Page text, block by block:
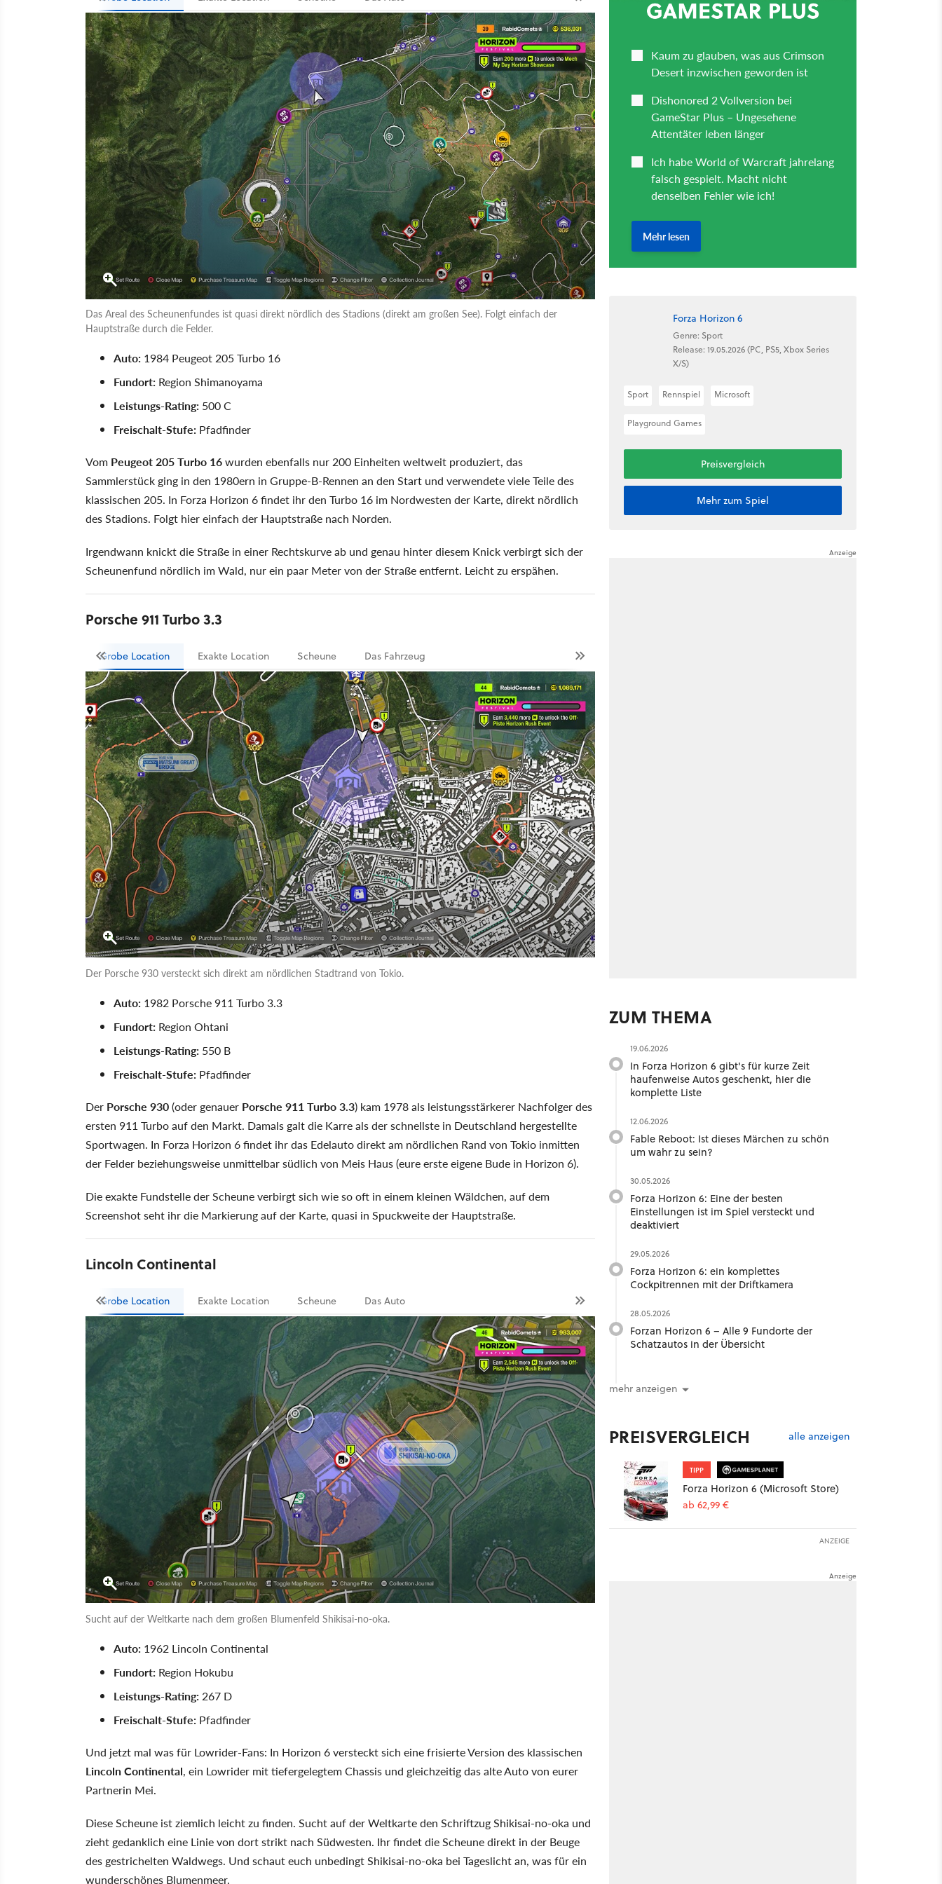
Das Areal des Scheunenfundes ist quasi direkt nördlich des Stadions (direkt am großen See). Folgt einfach der
Hauptstraße durch die Felder.
Auto: 1984 Peugeot 205 Turbo 16
Fundort: Region Shimanoyama
Leistungs-Rating: 500 C
Freischalt-Stufe: Pfadfinder
Vom Peugeot 205 Turbo 16wurden ebenfalls nur 200 Einheiten weltweit produziert, das
Sammlerstück ging in den 1980ern in Gruppe-B-Rennen an den Start und verwendete viele Teile des
klassischen 205. In Forza Horizon 6 findet ihr den Turbo 16 im Nordwesten der Karte, direkt nördlich
des Stadions. Folgt hier einfach der Hauptstraße nach Norden.
Irgendwann knickt die Straße in einer Rechtskurve ab und genau hinter diesem Knick verbirgt sich der
Scheunenfund nördlich im Wald, nur ein paar Meter von der Straße entfernt. Leicht zu erspähen.
Porsche 911 Turbo 3.3
Grobe Location Exakte Location Scheune Das Fahrzeug
Der Porsche 930 versteckt sich direkt am nördlichen Stadtrand von Tokio.
Auto: 1982 Porsche 911 Turbo 3.3
Fundort: Region Ohtani
Leistungs-Rating: 550 B
Freischalt-Stufe: Pfadfinder
Der Porsche 930(oder genauer Porsche 911 Turbo 3.3) kam 1978 als leistungsstärkerer Nachfolger des
ersten 911 Turbo auf den Markt. Damals galt die Karre als der schnellste in Deutschland hergestellte
Sportwagen. In Forza Horizon 6 findet ihr das Edelauto direkt am nördlichen Rand von Tokio inmitten
der Felder beziehungsweise unmittelbar südlich von Meis Haus (eure erste eigene Bude in Horizon 6).
Die exakte Fundstelle der Scheune verbirgt sich wie so oft in einem kleinen Wäldchen, auf dem
Screenshot seht ihr die Markierung auf der Karte, quasi in Spuckweite der Hauptstraße.
Lincoln Continental
Grobe Location Exakte Location Scheune Das Auto
Sucht auf der Weltkarte nach dem großen Blumenfeld Shikisai-no-oka.
Auto: 1962 Lincoln Continental
Fundort: Region Hokubu
Leistungs-Rating:267 D
Freischalt-Stufe: Pfadfinder
Und jetzt mal was für Lowrider-Fans: In Horizon 6 versteckt sich eine frisierte Version des klassischen
Lincoln Continental, ein Lowrider mit tiefergelegtem Chassis und gleichzeitig das alte Auto von eurer
Partnerin Mei.
Diese Scheune ist ziemlich leicht zu finden. Sucht auf der Weltkarte den Schriftzug Shikisai-no-oka und
zieht gedanklich eine Linie von dort strikt nach Südwesten. Ihr findet die Scheune direkt in der Beuge
des gestrichelten Waldwegs. Und schaut euch unbedingt Shikisai-no-oka bei Tageslicht an, was für ein
wunderschönes Blumenmeer.
Forza Horizon 6
Genre: Sport
Release: 19.05.2026 (PC, PS5, Xbox Series
X/S)
Sport Rennspiel Microsoft
Playground Games
Preisvergleich
Mehr zum Spiel
ZUM THEMA
19.06.2026
In Forza Horizon 6 gibt's für kurze Zeit
haufenweise Autos geschenkt, hier die
komplette Liste
12.06.2026
Fable Reboot: Ist dieses Märchen zu schön
um wahr zu sein?
30.05.2026
Forza Horizon 6: Eine der besten
Einstellungen ist im Spiel versteckt und
deaktiviert
29.05.2026
Forza Horizon 6: ein komplettes
Cockpitrennen mit der Driftkamera
28.05.2026
Forzan Horizon 6 – Alle 9 Fundorte der
Schatzautos in der Übersicht
mehr anzeigen
PREISVERGLEICH alle anzeigen
TIPP
Forza Horizon 6 (Microsoft Store)
ab 62,99 €
ANZEIGE